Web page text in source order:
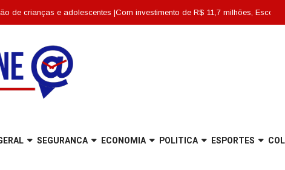
e adolescentes |Com investimento de R$ 11,7 milhões, Escola Abdon
SEGURANCA ECONOMIA POLITICA ESPORTES